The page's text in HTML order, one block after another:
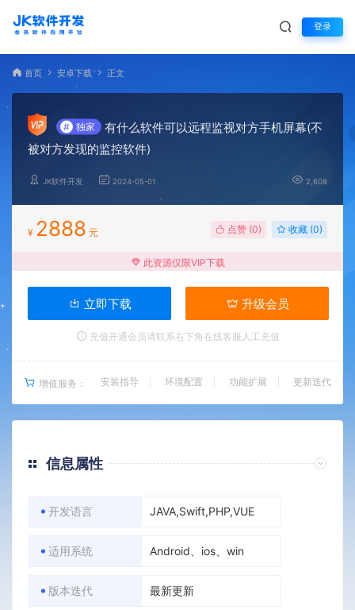
登录
首页 安卓下载 正文
# 独家
有什么软件可以远程监视对方手机屏幕(不
被对方发现的监控软件)
JK软件开发 2024-05-01 2,608
¥ 2888 元 点赞 (0) 收藏 (0)
此资源仅限VIP下载
立即下载 升级会员
充值开通会员请联系右下角在线客服人工充值
增值服务： 安装指导 环境配置 功能扩展 更新迭代
信息属性
开发语言 JAVA,Swift,PHP,VUE
适用系统 Android、ios、win
版本迭代 最新更新